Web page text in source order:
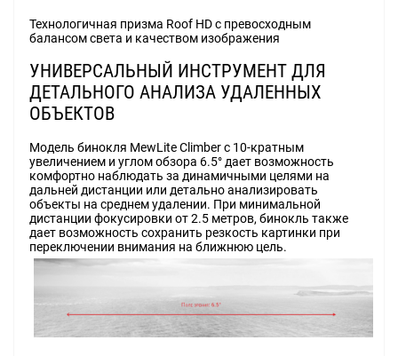
Технологичная призма Roof HD с превосходным
балансом света и качеством изображения
УНИВЕРСАЛЬНЫЙ ИНСТРУМЕНТ ДЛЯ
ДЕТАЛЬНОГО АНАЛИЗА УДАЛЕННЫХ
ОБЪЕКТОВ
Модель бинокля MewLite Climber с 10-кратным
увеличением и углом обзора 6.5° дает возможность
комфортно наблюдать за динамичными целями на
дальней дистанции или детально анализировать
объекты на среднем удалении. При минимальной
дистанции фокусировки от 2.5 метров, бинокль также
дает возможность сохранить резкость картинки при
переключении внимания на ближнюю цель.